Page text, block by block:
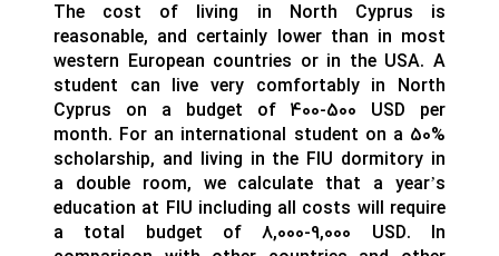
The cost of living in North Cyprus is
reasonable, and certainly lower than in most
western European countries or in the USA. A
student can live very comfortably in North
Cyprus on a budget of 400-500 USD per
month. For an international student on a 50%
scholarship, and living in the FIU dormitory in
a double room, we calculate that a year’s
education at FIU including all costs will require
a total budget of 8,000-9,000 USD. In